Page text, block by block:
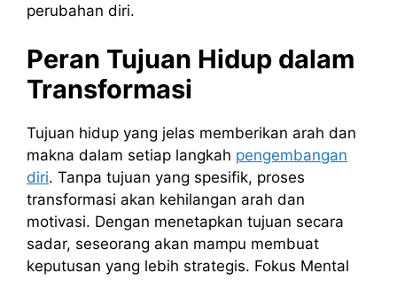
perubahan diri.
Peran Tujuan Hidup dalam
Transformasi
Tujuan hidup yang jelas memberikan arah dan
makna dalam setiap langkah pengembangan
diri. Tanpa tujuan yang spesifik, proses
transformasi akan kehilangan arah dan
motivasi. Dengan menetapkan tujuan secara
sadar, seseorang akan mampu membuat
keputusan yang lebih strategis. Fokus Mental